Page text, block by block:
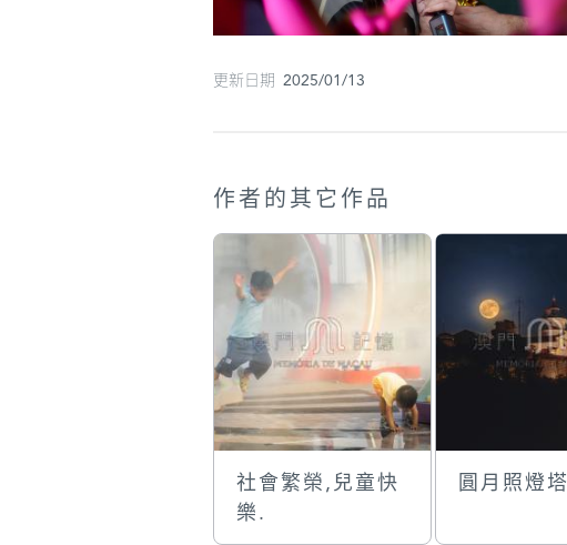
更新日期 2025/01/13
作者的其它作品
社會繁榮,兒童快
樂.
圓月照燈塔